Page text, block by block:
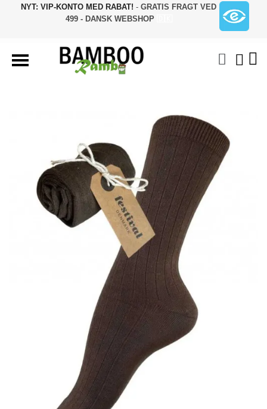
NYT: VIP-KONTO MED RABAT! - GRATIS FRAGT VED
499 - DANSK WEBSHOP